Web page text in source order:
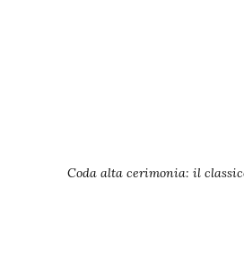
Coda alta cerimonia: il